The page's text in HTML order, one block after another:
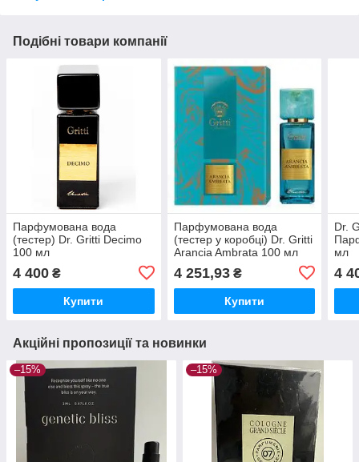
Подібні товари компанії
Парфумована вода
(тестер) Dr. Gritti Decimo
100 мл
4 400 ₴
Купити
Парфумована вода
(тестер у коробці) Dr. Gritti
Arancia Ambrata 100 мл
4 251,93₴
Купити
Dr.
мл
4
Акційні пропозиції та новинки
–15% –15%